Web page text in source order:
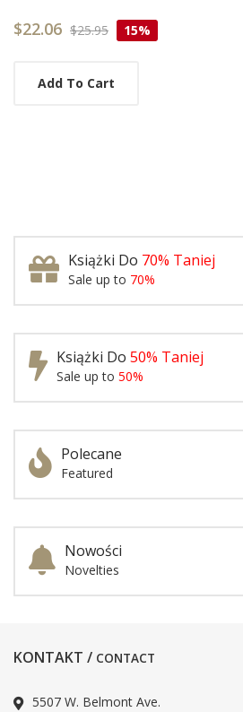
$22.06 $25.95 15%
Add To Cart
Książki Do 70% Taniej
Sale up to 70%
Książki Do 50% Taniej
Sale up to 50%
Polecane
Featured
Nowości
Novelties
KONTAKT / CONTACT
5507 W. Belmont Ave.